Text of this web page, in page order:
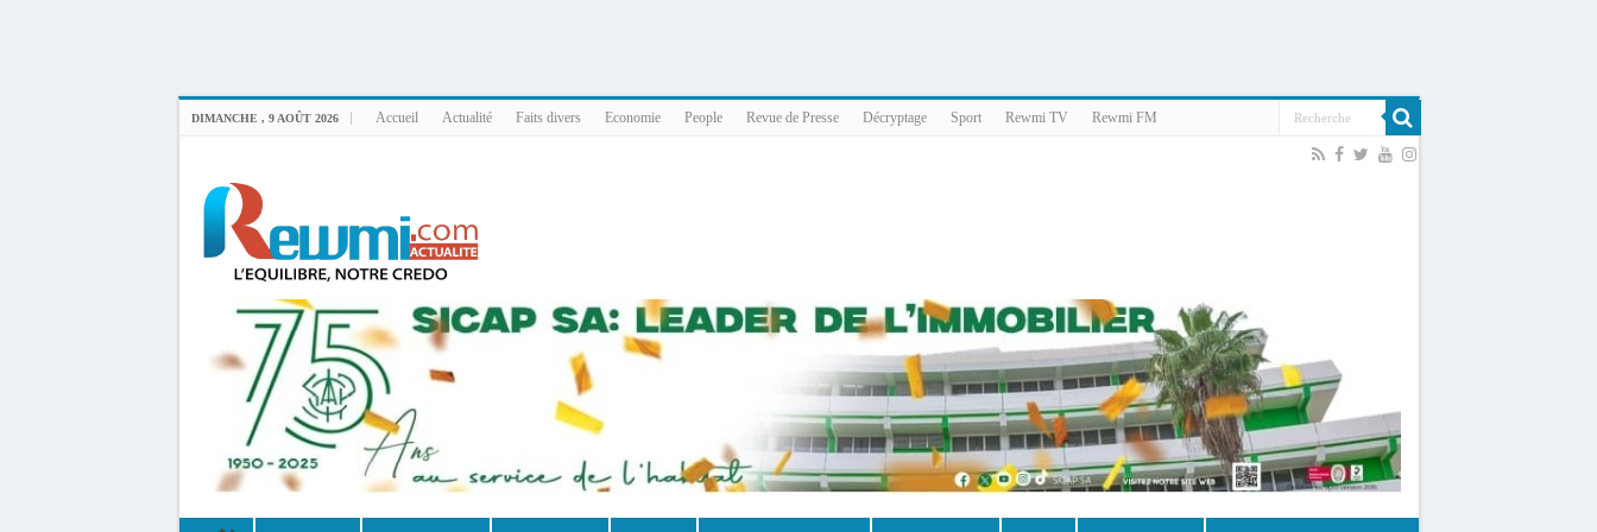
DIMANCHE , 9 AOÛT 2026 Accueil Actualité Faits divers Economie People Revue de Presse Décryptage Sport Rewmi TV Rewmi FM